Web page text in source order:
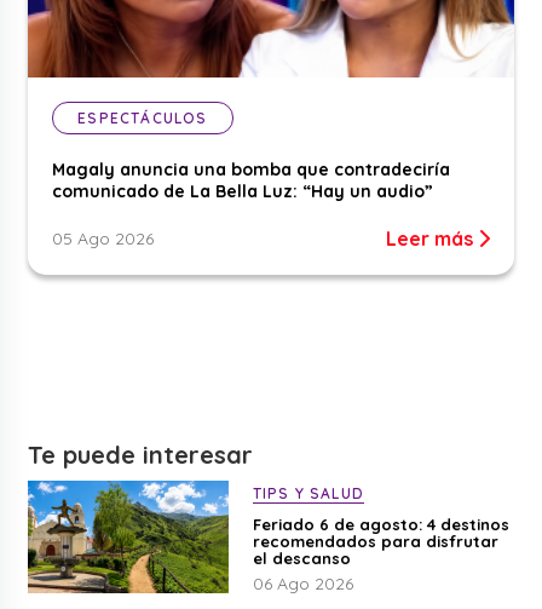
ESPECTÁCULOS
Magaly anuncia una bomba que contradeciría
comunicado de La Bella Luz: “Hay un audio”
05 Ago 2026 Leer más
Te puede interesar
TIPS Y SALUD
Feriado 6 de agosto: 4 destinos
recomendados para disfrutar
el descanso
06 Ago 2026